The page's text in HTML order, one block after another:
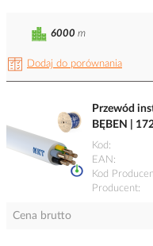
Dodaj do porównania
6000 m
Przewód
BĘBEN |
Kod
EAN
Kod
Producent
Cena brutto